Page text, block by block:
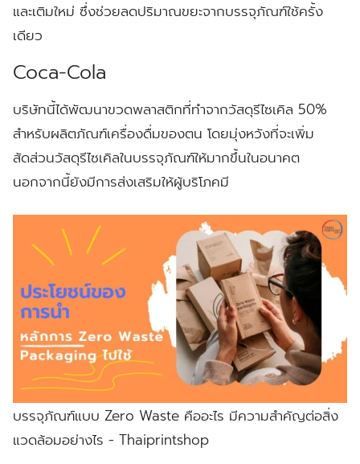
และเติมใหม่ ซึ่งช่วยลดปริมาณขยะจากบรรจุภัณฑ์ใช้ครั้ง
เดียว
Coca-Cola
บริษัทนี้ได้พัฒนาขวดพลาสติกที่ทำจากวัสดุรีไซเคิล 50%
สำหรับผลิตภัณฑ์เครื่องดื่มของตน โดยมุ่งหวังที่จะเพิ่ม
สัดส่วนวัสดุรีไซเคิลในบรรจุภัณฑ์ให้มากขึ้นในอนาคต
นอกจากนี้ยังมีการส่งเสริมให้ผู้บริโภคมี
บรรจุภัณฑ์แบบ Zero Waste คืออะไร มีความสำคัญต่อสิ่ง
แวดล้อมอย่างไร - Thaiprintshop